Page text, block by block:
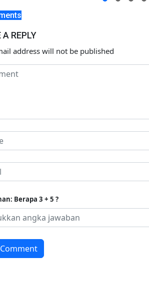
A REPLY
address will not be published
Berapa 3 + 5 ?